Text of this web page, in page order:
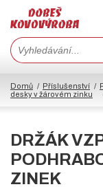
Domů Příslušenství
desky v žárovém zinku
DRŽÁK
ZINEK